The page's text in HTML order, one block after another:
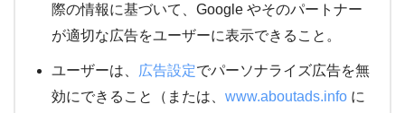
際の情報に基づいて、Google やそのパートナー
が適切な広告をユーザーに表示できること。
ユーザーは、 広告設定でパーソナライズ広告を無
効にできること（または、 www.aboutads.info に